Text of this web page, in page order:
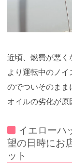
近頃、燃費が悪
より運転中のノ
のでついそのま
オイルの劣化が原
イエローハ
望の日時にお
ット